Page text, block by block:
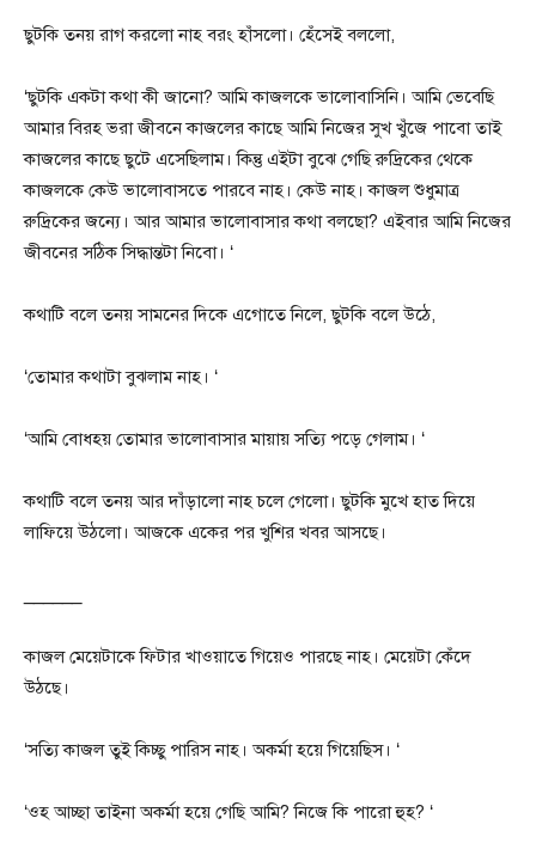
ছুটকি তনয় রাগ করলো নাহ বরং হাঁসলো। হেঁসেই বললো,
‘ছুটকি একটা কথা কী জানো? আমি কাজলকে ভালোবাসিনি। আমি ভেবেছি
আমার বিরহ ভরা জীবনে কাজলের কাছে আমি নিজের সুখ খুঁজে পাবো তাই
কাজলের কাছে ছুটে এসেছিলাম। কিন্তু এইটা বুঝে গেছি রুদ্রিকের থেকে
কাজলকে কেউ ভালোবাসতে পারবে নাহ। কেউ নাহ। কাজল শুধুমাত্র
রুদ্রিকের জন্যে। আর আমার ভালোবাসার কথা বলছো? এইবার আমি নিজের
জীবনের সঠিক সিদ্ধান্তটা নিবো। ‘
কথাটি বলে তনয় সামনের দিকে এগোতে নিলে, ছুটকি বলে উঠে,
‘তোমার কথাটা বুঝলাম নাহ। ‘
‘আমি বোধহয় তোমার ভালোবাসার মায়ায় সত্যি পড়ে গেলাম। ‘
কথাটি বলে তনয় আর দাঁড়ালো নাহ চলে গেলো। ছুটকি মুখে হাত দিয়ে
লাফিয়ে উঠলো। আজকে একের পর খুশির খবর আসছে।
কাজল মেয়েটাকে ফিটার খাওয়াতে গিয়েও পারছে নাহ। মেয়েটা কেঁদে
উঠছে।
‘সত্যি কাজল তুই কিচ্ছু পারিস নাহ। অকর্মা হয়ে গিয়েছিস। ‘
‘ওহ আচ্ছা তাইনা অকর্মা হয়ে গেছি আমি? নিজে কি পারো হুহ? ‘